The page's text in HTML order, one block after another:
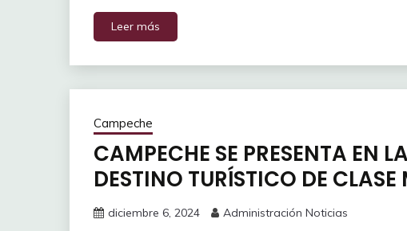
Leer más
Campeche
CAMPECHE SE PRESENTA EN
DESTINO TURÍSTICO DE
diciembre 6, 2024 Administración Noticias